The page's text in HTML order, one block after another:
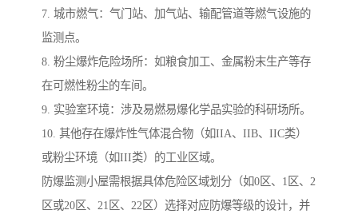
7. 城市燃气：气门站、加气站、输配管道等燃气设施的
监测点。
8. 粉尘爆炸危险场所：如粮食加工、金属粉末生产等存
在可燃性粉尘的车间。
9. 实验室环境：涉及易燃易爆化学品实验的科研场所。
10. 其他存在爆炸性气体混合物（如IIA、IIB、IIC类）
或粉尘环境（如III类）的工业区域。
防爆监测小屋需根据具体危险区域划分（如0区、1区、2
区或20区、21区、22区）选择对应防爆等级的设计，并